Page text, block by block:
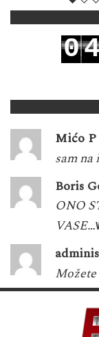
0
Mićo P
sam
Boris
ONO
VASE…